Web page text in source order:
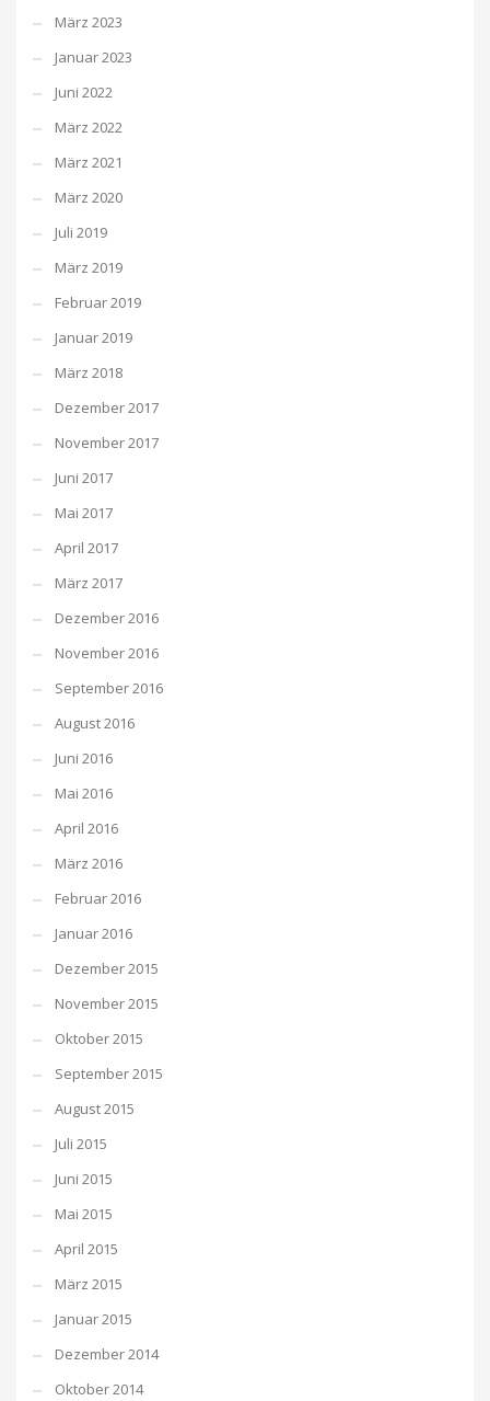
März 2023
Januar 2023
Juni 2022
März 2022
März 2021
März 2020
Juli 2019
März 2019
Februar 2019
Januar 2019
März 2018
Dezember 2017
November 2017
Juni 2017
Mai 2017
April 2017
März 2017
Dezember 2016
November 2016
September 2016
August 2016
Juni 2016
Mai 2016
April 2016
März 2016
Februar 2016
Januar 2016
Dezember 2015
November 2015
Oktober 2015
September 2015
August 2015
Juli 2015
Juni 2015
Mai 2015
April 2015
März 2015
Januar 2015
Dezember 2014
Oktober 2014